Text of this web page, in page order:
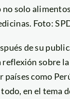
solo
Foto:
de su
reflexión sobre
países como
en el tema